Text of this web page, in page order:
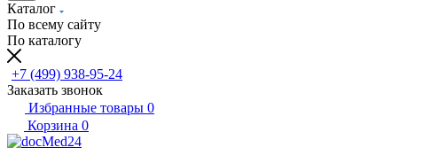
Каталог
По всему сайту
По каталогу
+7 (499) 938-95-24
Заказать звонок
Избранные товары 0
Корзина 0